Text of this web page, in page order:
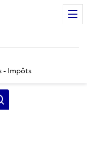
- Impôts
clés, partie du